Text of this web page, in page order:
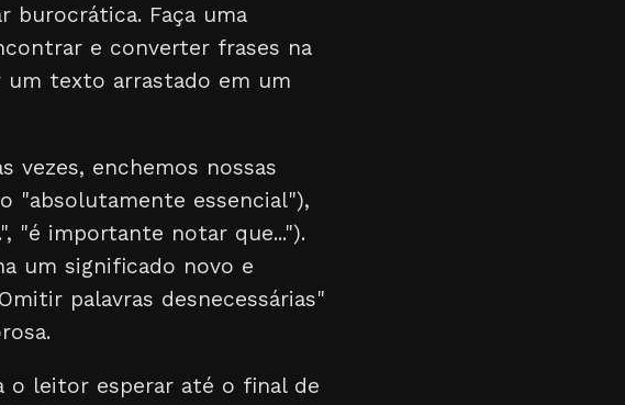
burocrática. Faça uma
e converter frases na
um texto arrastado em um
vezes, enchemos nossas
"absolutamente essencial"),
"é importante notar que...").
um significado novo e
palavras desnecessárias"
o leitor esperar até o final de